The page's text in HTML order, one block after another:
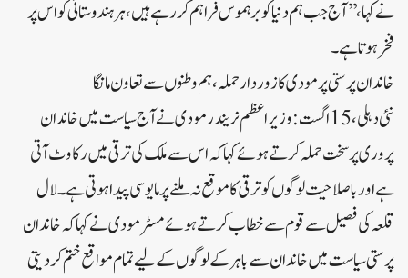
نے کہا، ’’آج جب ہم دنیا کو برہموس فراہم کر رہے ہیں، ہر ہندوستانی کو اس پر
فخر ہوتا ہے۔
خاندان پرستی پر مودی کا زوردار حملہ، ہم وطنوں سے تعاون مانگا
نئی دہلی، 15 اگست:وزیر اعظم نریندر مودی نے آج سیاست میں خاندان
پروری پر سخت حملہ کرتے ہوئے کہا کہ اس سے ملک کی ترقی میں رکاوٹ آتی
ہے اور باصلاحیت لوگوں کو ترقی کا موقع نہ ملنے پر مایوسی پیدا ہوتی ہے۔لال
قلعہ کی فصیل سے قوم سے خطاب کرتے ہوئے مسٹر مودی نے کہا کہ خاندان
پرستی سیاست میں خاندان سے باہر کے لوگوں کے لیے تمام مواقع ختم کردیتی